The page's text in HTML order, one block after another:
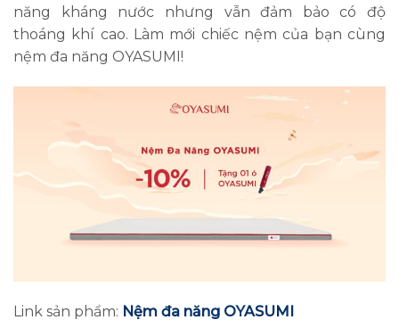
năng kháng nước nhưng vẫn đảm bảo có độ
thoáng khí cao. Làm mới chiếc nệm của bạn cùng
nệm đa năng OYASUMI!
Link sản phẩm: Nệm đa năng OYASUMI